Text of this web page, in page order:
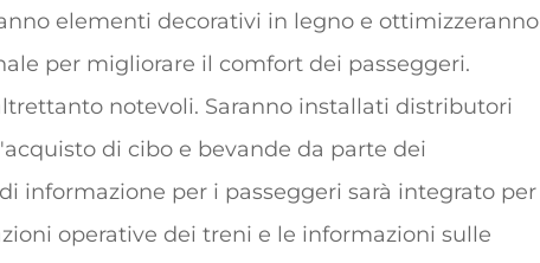
elementi decorativi in legno e ottimizzeranno
per migliorare il comfort dei passeggeri.
notevoli. Saranno installati distributori
di cibo e bevande da parte dei
informazione per i passeggeri sarà integrato per
operative dei treni e le informazioni sulle